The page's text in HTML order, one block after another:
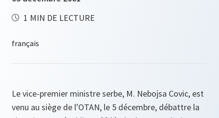
1 MIN DE LECTURE
Le vice-premier ministre serbe, M. Nebojsa Covic, est
venu au siège de l'OTAN, le 5 décembre, débattre la